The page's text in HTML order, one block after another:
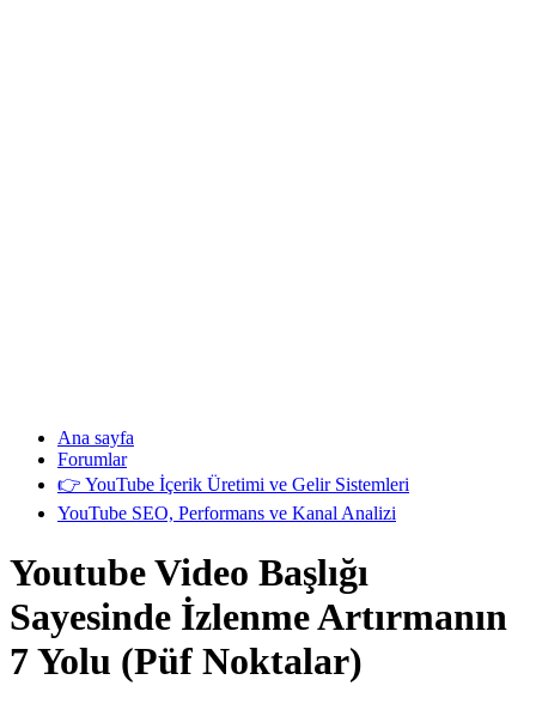
Ana sayfa
Forumlar
👉 YouTube İçerik Üretimi ve Gelir Sistemleri
YouTube SEO, Performans ve Kanal Analizi
Youtube Video Başlığı
Sayesinde İzlenme Artırmanın
7 Yolu (Püf Noktalar)